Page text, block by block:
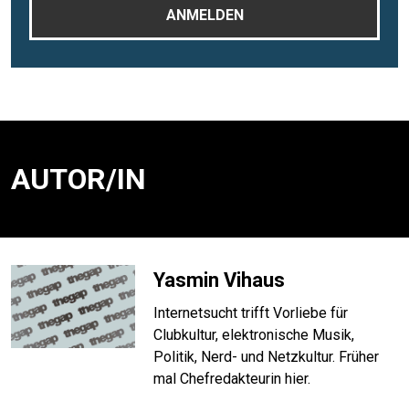
AUTOR/IN
Yasmin Vihaus
Internetsucht trifft Vorliebe für
Clubkultur, elektronische Musik,
Politik, Nerd- und Netzkultur. Früher
mal Chefredakteurin hier.